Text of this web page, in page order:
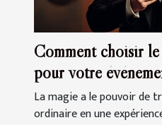
Comment choisir
pour votre
La magie a le pouvoir de
ordinaire en une